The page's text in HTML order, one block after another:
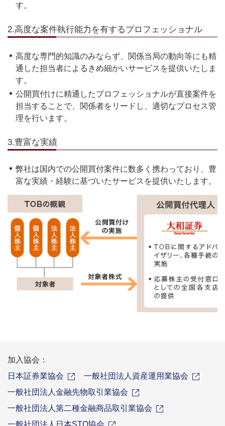
す。
2.高度な案件執行能力を有するプロフェッショナル
高度な専門的知識のみならず、関係当局の動向等にも精
通した担当者によるきめ細かいサービスを提供いたしま
す。
公開買付けに精通したプロフェッショナルが直接案件を
担当することで、関係者をリードし、適切なプロセス管
理を行います。
3.豊富な実績
弊社は国内での公開買付案件に数多く携わっており、豊
富な実績・経験に基づいたサービスを提供いたします。
加入協会：
日本証券業協会
一般社団法人資産運用業協会
一般社団法人金融先物取引業協会
一般社団法人第二種金融商品取引業協会